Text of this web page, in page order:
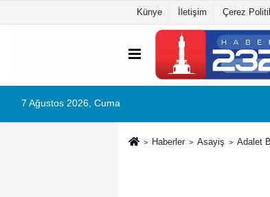
Künye İletişim Çerez
7 Ağustos 2026, Cuma
Haberler Asayiş Adalet